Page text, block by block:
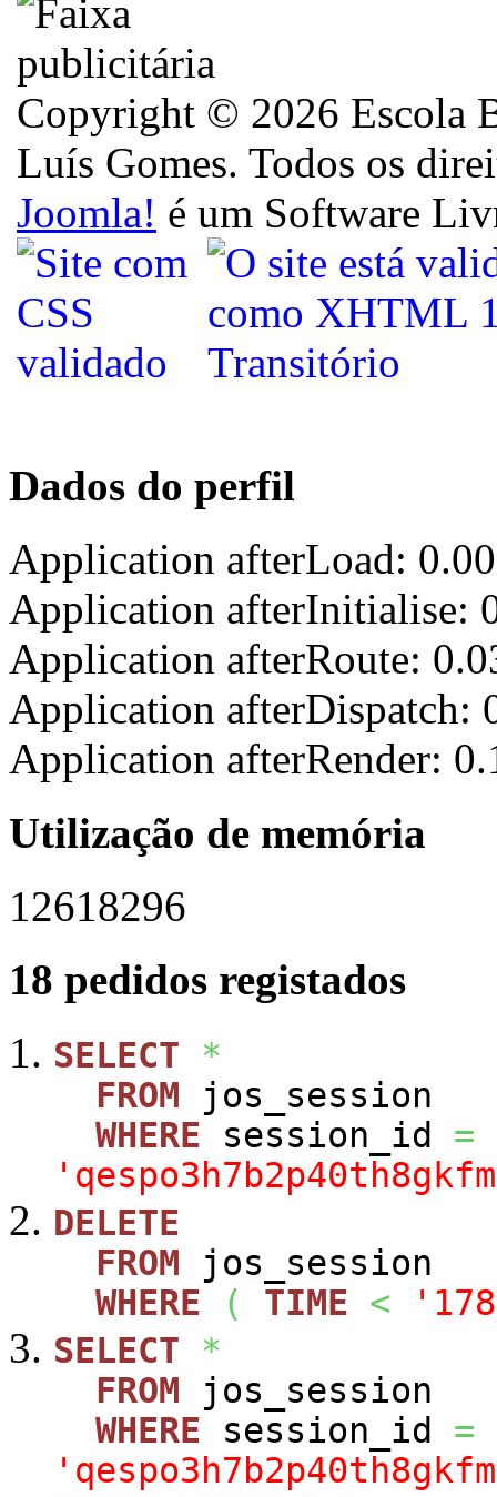
Copyright © 2026 Escola
Luís Gomes. Todos os
Joomla! é um Software
Dados do perfil
Application afterLoad:
Application afterInitialise:
Application afterRoute:
Application afterDispatch:
Application afterRender:
Utilização de memória
12618296
18 pedidos registados
SELECT
*
FROM jos_session
WHERE session_id =
DELETE
FROM jos_session
WHERE
( TIME <
SELECT
*
FROM jos_session
WHERE session_id =